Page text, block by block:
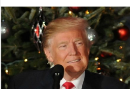
o
y
e
r
u
n